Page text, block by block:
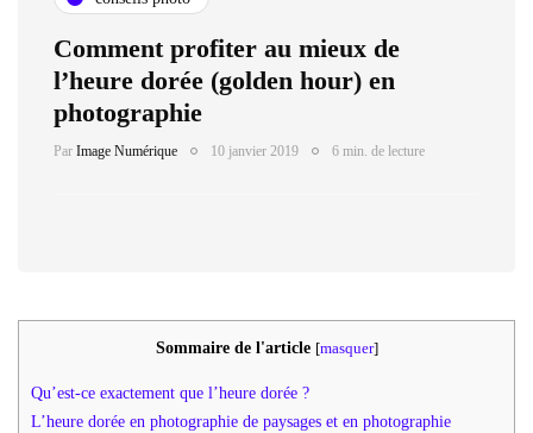
Comment profiter au mieux de
l’heure dorée (golden hour) en
photographie
Par Image Numérique 10 janvier 2019 6 min. de lecture
Sommaire de l'article [masquer]
Qu’est-ce exactement que l’heure dorée ?
L’heure dorée en photographie de paysages et en photographie